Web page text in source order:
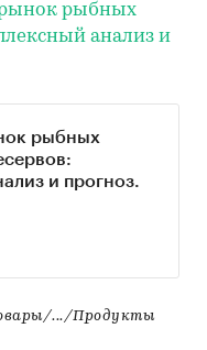
рыбных
анализ и
рыбных
и прогноз.
.../Продукты